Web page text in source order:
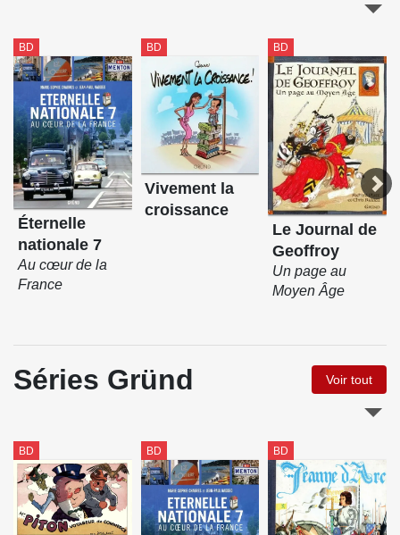
BD
Éternelle
nationale 7
Au cœur de la
France
BD
Vivement la
croissance
BD
Le Journal de
Geoffroy
Un page au
Moyen Âge
Séries Gründ Voir tout
BD BD BD